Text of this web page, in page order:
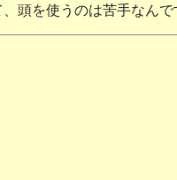
頭を使うのは苦手なん